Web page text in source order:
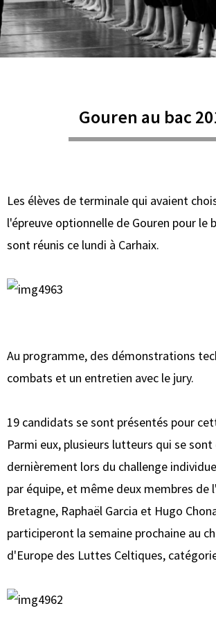
Gouren au bac
Les élèves de terminale qui avaient
l'épreuve optionnelle de Gouren pour le
sont réunis ce lundi à Carhaix.
Au programme, des démonstrations
combats et un entretien avec le jury.
19 candidats se sont présentés pour
Parmi eux, plusieurs lutteurs qui se
dernièrement lors du challenge
par équipe, et même deux membres de
Bretagne, Raphaël Garcia et Hugo
participeront la semaine prochaine au
d'Europe des Luttes Celtiques,